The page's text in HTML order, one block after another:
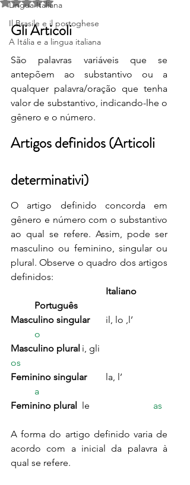
Lingua Italiana
Il Brasile e il portoghese
A Itália e a lingua italiana
Gli Articoli
São palavras variáveis que se
antepõem ao substantivo ou a
qualquer palavra/oração que tenha
valor de substantivo, indicando-lhe o
gênero e o número.
Artigos definidos (Articoli
determinativi)
O artigo definido concorda em
gênero e número com o substantivo
ao qual se refere. Assim, pode ser
masculino ou feminino, singular ou
plural. Observe o quadro dos artigos
definidos:
Italiano
Português
Masculino singular
	il, lo ,l’
o
Masculino plural
os
Feminino singular
	la, l’
a
Feminino plural
as
A forma do artigo definido varia de
acordo com a inicial da palavra à
qual se refere.